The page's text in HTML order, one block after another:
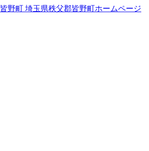
野町 埼玉県秩父郡皆野町ホームページ